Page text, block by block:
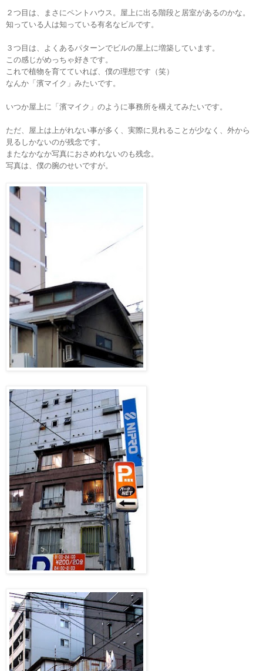
２つ目は、まさにペントハウス。屋上に出る階段と居室があるのかな。
知っている人は知っている有名なビルです。
３つ目は、よくあるパターンでビルの屋上に増築しています。
この感じがめっちゃ好きです。
これで植物を育てていれば、僕の理想です（笑）
なんか「濱マイク」みたいです。
いつか屋上に「濱マイク」のように事務所を構えてみたいです。
ただ、屋上は上がれない事が多く、実際に見れることが少なく、外から
見るしかないのが残念です。
またなかなか写真におさめれないのも残念。
写真は、僕の腕のせいですが。